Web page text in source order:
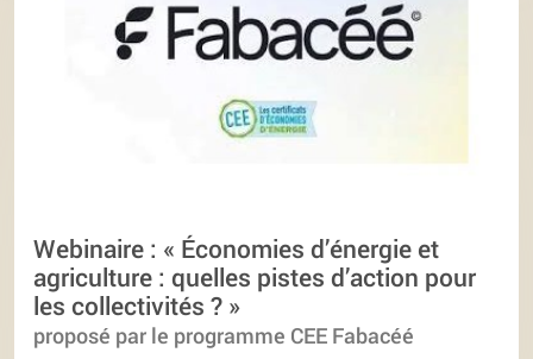
Webinaire : « Économies d’énergie et
agriculture : quelles pistes d’action pour
les collectivités ? »
proposé par le programme CEE Fabacéé